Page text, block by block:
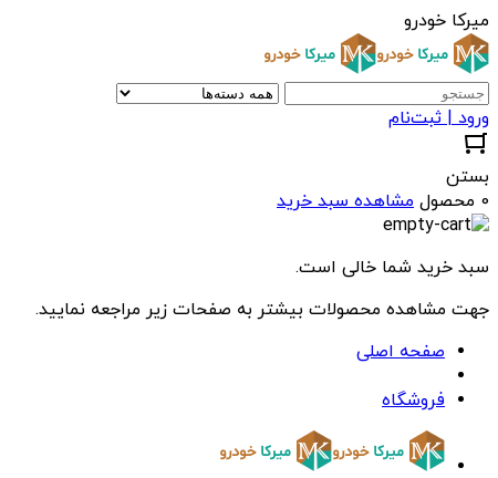
میرکا خودرو
ورود | ثبت‌نام
بستن
0 محصول
مشاهده سبد خرید
سبد خرید شما خالی است.
جهت مشاهده محصولات بیشتر به صفحات زیر مراجعه نمایید.
صفحه اصلی
فروشگاه